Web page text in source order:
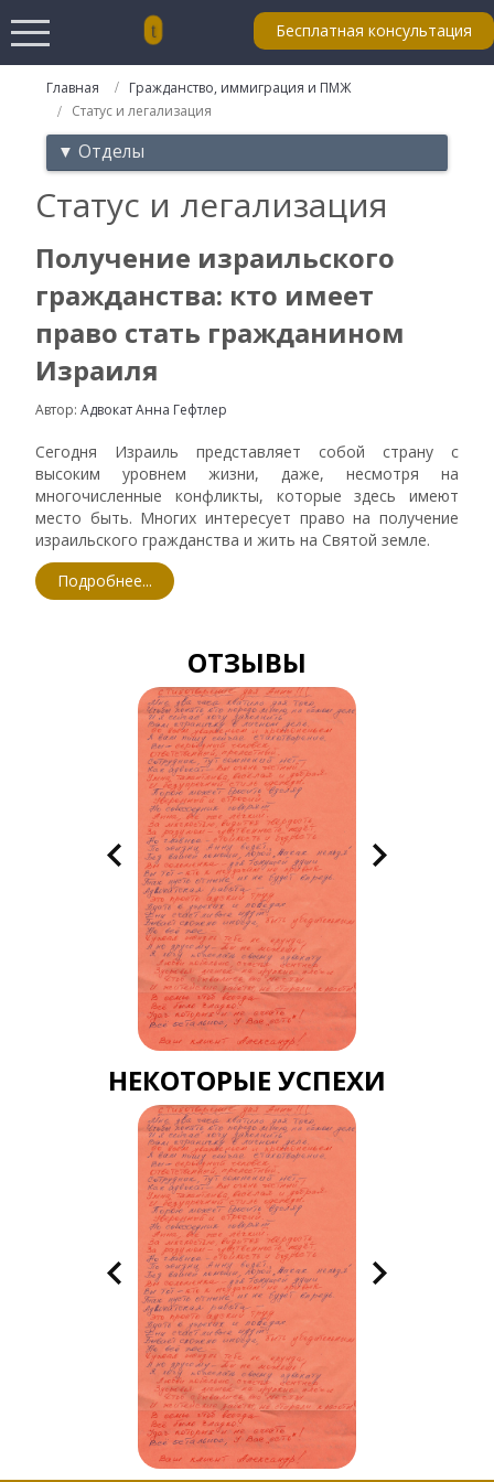
Бесплатная консультация
Главная
Гражданство, иммиграция и ПМЖ
Статус и легализация
▼ Отделы
Статус и легализация
Получение израильского
гражданства: кто имеет
право стать гражданином
Израиля
Автор:Адвокат Анна Гефтлер
Сегодня Израиль представляет собой страну с
высоким уровнем жизни, даже, несмотря на
многочисленные конфликты, которые здесь имеют
место быть. Многих интересует право на получение
израильского гражданства и жить на Святой земле.
Подробнее...
ОТЗЫВЫ
НЕКОТОРЫЕ УСПЕХИ